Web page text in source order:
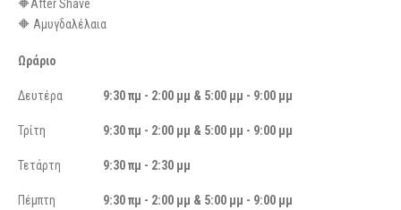
🔶After Shave
🔶 Αμυγδαλέλαια
Ωράριο
Δευτέρα 9:30 πμ - 2:00 μμ & 5:00 μμ - 9:00 μμ
Τρίτη 9:30 πμ - 2:00 μμ & 5:00 μμ - 9:00 μμ
Τετάρτη 9:30 πμ - 2:30 μμ
Πέμπτη 9:30 πμ - 2:00 μμ & 5:00 μμ - 9:00 μμ